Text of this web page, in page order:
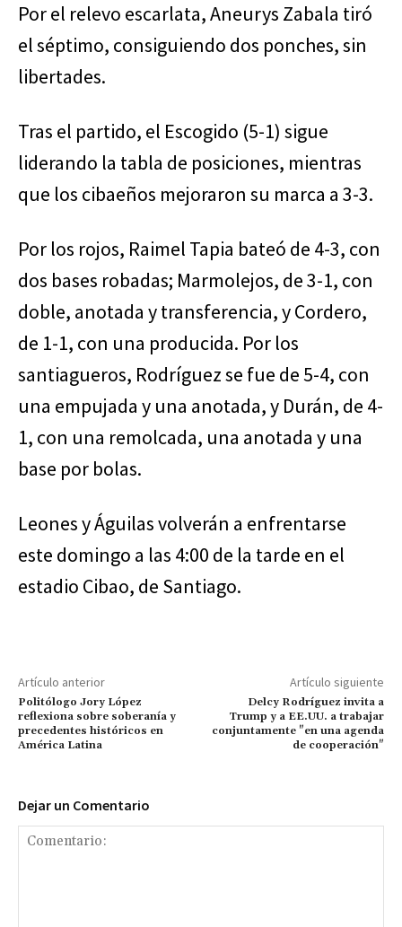
Por el relevo escarlata, Aneurys Zabala tiró
el séptimo, consiguiendo dos ponches, sin
libertades.
Tras el partido, el Escogido (5-1) sigue
liderando la tabla de posiciones, mientras
que los cibaeños mejoraron su marca a 3-3.
Por los rojos, Raimel Tapia bateó de 4-3, con
dos bases robadas; Marmolejos, de 3-1, con
doble, anotada y transferencia, y Cordero,
de 1-1, con una producida. Por los
santiagueros, Rodríguez se fue de 5-4, con
una empujada y una anotada, y Durán, de 4-
1, con una remolcada, una anotada y una
base por bolas.
Leones y Águilas volverán a enfrentarse
este domingo a las 4:00 de la tarde en el
estadio Cibao, de Santiago.
Artículo anterior
Politólogo Jory López
reflexiona sobre soberanía y
precedentes históricos en
América Latina
Artículo siguiente
Delcy Rodríguez invita a
Trump y a EE.UU. a trabajar
conjuntamente "en una agenda
de cooperación"
Dejar un Comentario